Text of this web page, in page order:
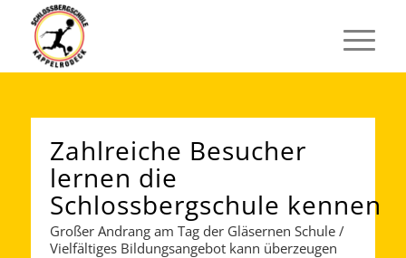
Zahlreiche Besucher
lernen die
Schlossbergschule kennen
Großer Andrang am Tag der Gläsernen Schule /
Vielfältiges Bildungsangebot kann überzeugen